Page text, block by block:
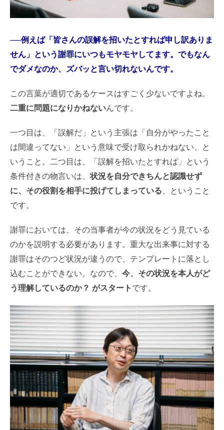
──例えば「皆さんの誤解を招いたとすれば申し訳ありま
せん」という謝罪にいつもモヤモヤしてます。でもなん
でダメなのか、ズバッと言い切れないんです。
この言葉が適切であるケースはすごく少ないですよね。
二重に問題になりかねないんです。
一つ目は、「誤解だ」という主張は「自分がやったこと
は間違ってない」という意味で受け取られかねない、と
いうこと。二つ目は、「誤解を招いたとすれば」という
条件付きの物言いは、状況を自分できちんと認識せず
に、その役割を相手に投げてしまっている、ということ
です。
謝罪においては、その当事者が今の状況をどう見ている
のかを説明する必要があります。重大な出来事に対する
謝罪はそのつど状況が違うので、テンプレートに落とし
込むことができない。なので、 今、その状況を本人がど
う理解しているのか？ がスタート です。